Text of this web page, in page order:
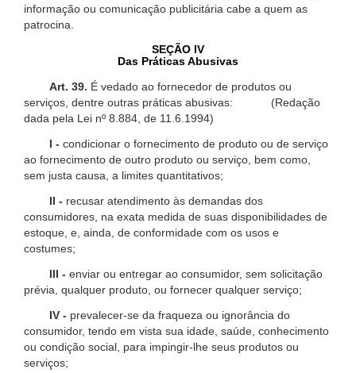
informação ou comunicação publicitária cabe a quem as
patrocina.
SEÇÃO IV
Das Práticas Abusivas
Art. 39. É vedado ao fornecedor de produtos ou
serviços, dentre outras práticas abusivas: (Redação
dada pela Lei nº 8.884, de 11.6.1994)
I - condicionar o fornecimento de produto ou de serviço
ao fornecimento de outro produto ou serviço, bem como,
sem justa causa, a limites quantitativos;
II - recusar atendimento às demandas dos
consumidores, na exata medida de suas disponibilidades de
estoque, e, ainda, de conformidade com os usos e
costumes;
III - enviar ou entregar ao consumidor, sem solicitação
prévia, qualquer produto, ou fornecer qualquer serviço;
IV - prevalecer-se da fraqueza ou ignorância do
consumidor, tendo em vista sua idade, saúde, conhecimento
ou condição social, para impingir-lhe seus produtos ou
serviços;